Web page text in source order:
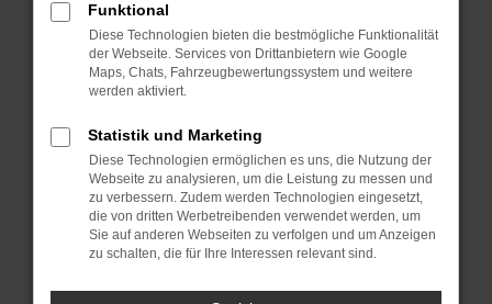
Probleme zu beheben.
Stelle sicher, dass dein Browser und dein
Betriebssystem auf dem neuesten Stand
sind.
Veraltete Software birgt nicht nur ein
Sicherheitsrisiko, sondern kann auch dazu
führen, dass bestimmte Funktionen nicht mehr
unterstützt werden.
Wende dich an den Webseitenbetreiber.
Wenn du alle oben genannten Schritte versucht
Funktional
Diese Technologien bieten die bestmögliche Funktionalität
der Webseite. Services von Drittanbietern wie Google
Maps, Chats, Fahrzeugbewertungssystem und weitere
werden aktiviert.
Statistik und Marketing
Diese Technologien ermöglichen es uns, die Nutzung der
Webseite zu analysieren, um die Leistung zu messen und
zu verbessern. Zudem werden Technologien eingesetzt,
die von dritten Werbetreibenden verwendet werden, um
Sie auf anderen Webseiten zu verfolgen und um Anzeigen
zu schalten, die für Ihre Interessen relevant sind.